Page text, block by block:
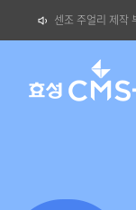
센조 주얼리 제작
성
cms
이
트
이